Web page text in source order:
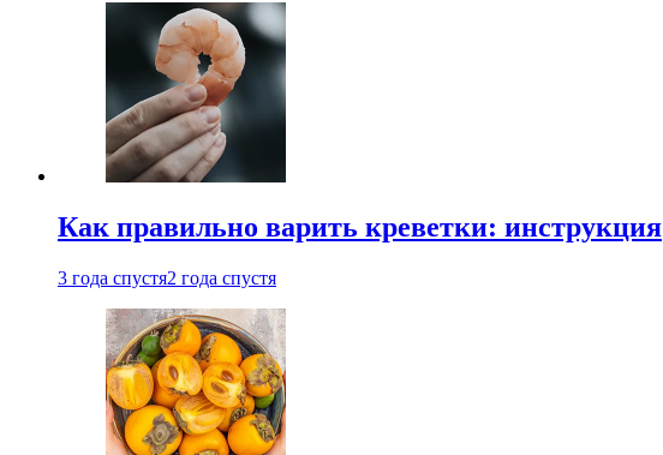
Как правильно варить креветки: инструкция
3 года спустя2 года спустя